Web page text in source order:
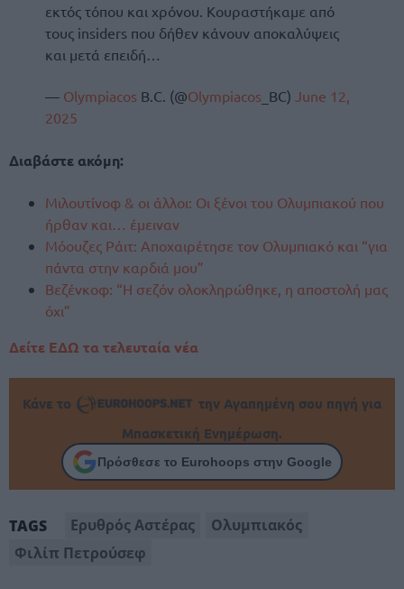
εκτός τόπου και χρόνου. Κουραστήκαμε από
τους insiders που δήθεν κάνουν αποκαλύψεις
και μετά επειδή…
— Olympiacos B.C. (@Olympiacos _BC) June 12,
2025
Διαβάστε ακόμη:
Μιλουτίνοφ & οι άλλοι: Οι ξένοι του Ολυμπιακού που
ήρθαν και… έμειναν
Μόουζες Ράιτ: Αποχαιρέτησε τον Ολυμπιακό και “για
πάντα στην καρδιά μου”
Βεζένκοφ: “Η σεζόν ολοκληρώθηκε, η αποστολή μας
όχι”
Δείτε ΕΔΩ τα τελευταία νέα
Κάνε το
την Αγαπημένη σου πηγή για
Μπασκετική Ενημέρωση.
Πρόσθεσε το Eurohoops στην Google
TAGS Ερυθρός Αστέρας
Ολυμπιακός
Φιλίπ Πετρούσεφ